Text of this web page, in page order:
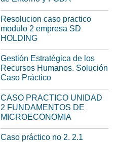
Resolucion caso practico
modulo 2 empresa SD
HOLDING
Gestión Estratégica de los
Recursos Humanos. Solución
Caso Práctico
CASO PRACTICO UNIDAD
2 FUNDAMENTOS DE
MICROECONOMIA
Caso práctico no 2. 2.1